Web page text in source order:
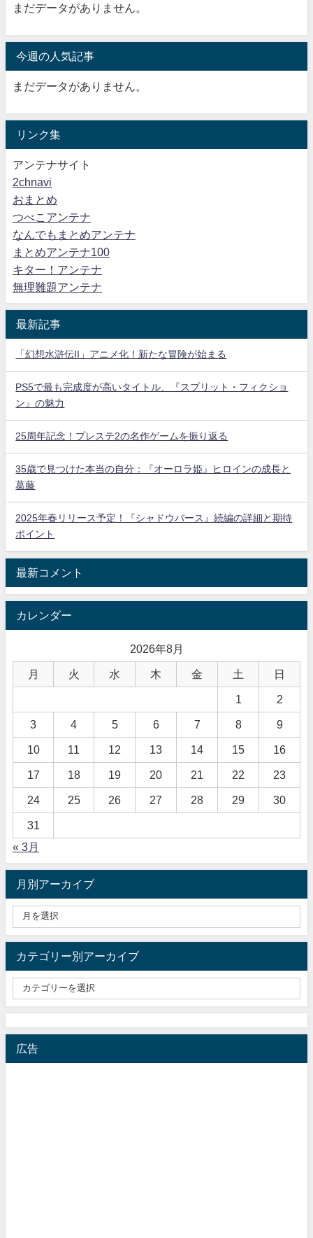
まだデータがありません。
今週の人気記事
まだデータがありません。
リンク集
アンテナサイト
2chnavi
おまとめ
つべこアンテナ
なんでもまとめアンテナ
まとめアンテナ100
キター！アンテナ
無理難題アンテナ
最新記事
「幻想水滸伝II」アニメ化！新たな冒険が始まる
PS5で最も完成度が高いタイトル、『スプリット・フィクショ
ン』の魅力
25周年記念！プレステ2の名作ゲームを振り返る
35歳で見つけた本当の自分：『オーロラ姫』ヒロインの成長と
葛藤
2025年春リリース予定！『シャドウバース』続編の詳細と期待
ポイント
最新コメント
カレンダー
2026年8月
月 火 水 木 金 土 日
1 2
3 4 5 6 7 8 9
10 11 12 13 14 15 16
17 18 19 20 21 22 23
24 25 26 27 28 29 30
31
« 3月
月別アーカイブ
カテゴリー別アーカイブ
広告